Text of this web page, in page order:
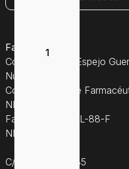
Farmacia Espejo
Colegiado Jose Espejo
Núm. Coleg. 507
Colegio Oficial de
NIF: 27242135S
Farmacia Núm. AL-88-F
NICA: 18864
C/Natalio Rivas 35